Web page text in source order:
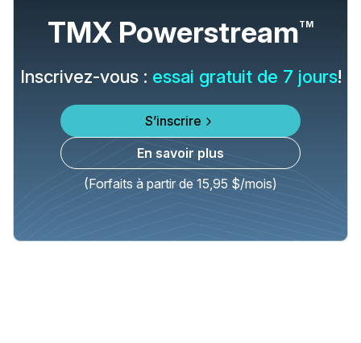
TMX PowerstreamTM
Inscrivez-vous : essai gratuit de 7 jours!
S’inscrire
En savoir plus
(Forfaits à partir de 15,95 $/mois)